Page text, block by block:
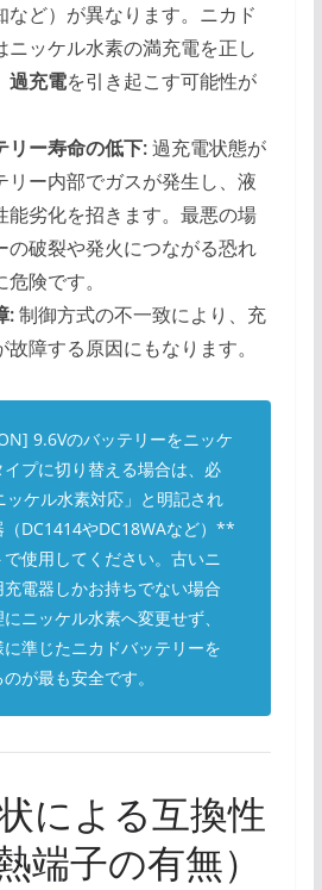
など）が異なります。ニカド
ニッケル水素の満充電を正し
過充電を引き起こす可能性が
リー寿命の低下:過充電状態が
リー内部でガスが発生し、液
能劣化を招きます。最悪の場
の破裂や発火につながる恐れ
険です。
:制御方式の不一致により、充
障する原因にもなります。
9.6Vのバッテリーをニッケ
イプに切り替える場合は、必
ケル水素対応」と明記され
（DC1414やDC18WAなど）**
で使用してください。古いニ
充電器しかお持ちでない場合
ニッケル水素へ変更せず、
準じたニカドバッテリーを
が最も安全です。
による互換性
端子の有無）